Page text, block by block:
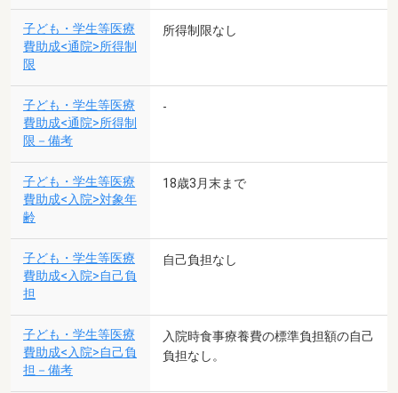
子ども・学生等医療
費助成<通院>所得制
限
所得制限なし
子ども・学生等医療
費助成<通院>所得制
限－備考
-
子ども・学生等医療
費助成<入院>対象年
齢
18歳3月末まで
子ども・学生等医療
費助成<入院>自己負
担
自己負担なし
子ども・学生等医療
費助成<入院>自己負
担－備考
入院時食事療養費の標準負担額の自己
負担なし。